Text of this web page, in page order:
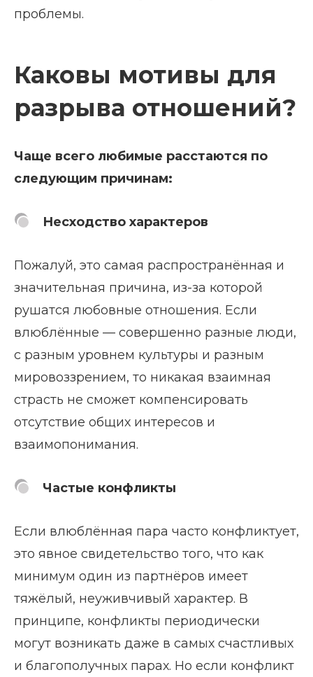
проблемы.
Каковы мотивы для
разрыва отношений?
Чаще всего любимые расстаются по
следующим причинам:
Несходство характеров
Пожалуй, это самая распространённая и
значительная причина, из-за которой
рушатся любовные отношения. Если
влюблённые — совершенно разные люди,
с разным уровнем культуры и разным
мировоззрением, то никакая взаимная
страсть не сможет компенсировать
отсутствие общих интересов и
взаимопонимания.
Частые конфликты
Если влюблённая пара часто конфликтует,
это явное свидетельство того, что как
минимум один из партнёров имеет
тяжёлый, неуживчивый характер. В
принципе, конфликты периодически
могут возникать даже в самых счастливых
и благополучных парах. Но если конфликт